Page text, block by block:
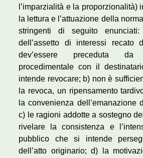
l’imparzialità e la proporzionalità)
la lettura e l’attuazione della
stringenti di seguito
dell’assetto di interessi recato
dev’essere preceduta
procedimentale con il
intende revocare; b) non è
la revoca, un ripensamento
la convenienza dell’emanazione
c) le ragioni addotte a sostegno
rivelare la consistenza e
pubblico che si intende
dell’atto originario; d) la